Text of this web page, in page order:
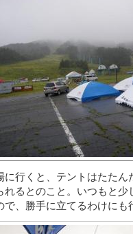
行くと、テントはたたん
れるとのこと。いつもと
で、勝手に立てるわけにも